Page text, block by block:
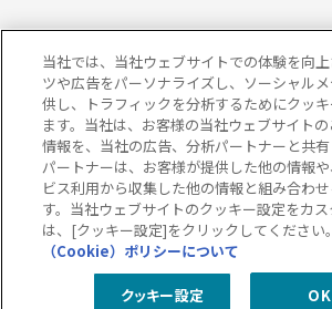
個人情報保護方針個人情報の取り扱いについて
クッキー（Cookie）ポリシー情報セキュリティ方針
特定個人情報取り扱い方針特定個人情報の取
当サイトのご利用にあたってサイトマップ
当社では、当社ウェブサイトでの体験を向
ツや広告をパーソナライズし、ソーシャル
供し、トラフィックを分析するためにクッ
ます。当社は、お客様の当社ウェブサイト
情報を、当社の広告、分析パートナーと共
パートナーは、お客様が提供した他の情報
ビス利用から収集した他の情報と組み合わ
す。当社ウェブサイトのクッキー設定をカ
は、[クッキー設定]をクリックしてください。
（Cookie）ポリシーについて
クッキー設定 OK